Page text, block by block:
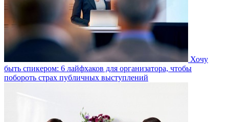
Хочу
быть спикером: 6 лайфхаков для организатора, чтобы
побороть страх публичных выступлений